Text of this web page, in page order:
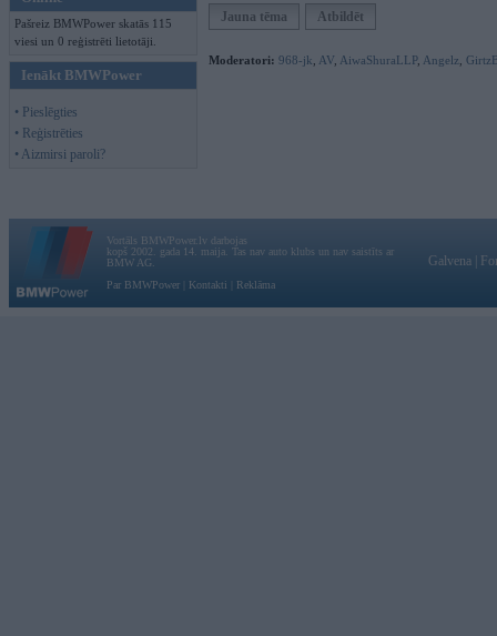
Pašreiz BMWPower skatās 115
viesi un 0 reģistrēti lietotāji.
Ienākt BMWPower
• Pieslēgties
• Reģistrēties
• Aizmirsi paroli?
Jauna tēma Atbildēt
Moderatori: 968-jk AV AiwaShuraLLP, Angelz
Vortāls BMWPower.lv darbojas
kopš 2002. gada 14. maija. Tas nav auto klubs un nav saistīts ar
BMW AG.
Par BMWPower
Kontakti Reklāma
Galvena